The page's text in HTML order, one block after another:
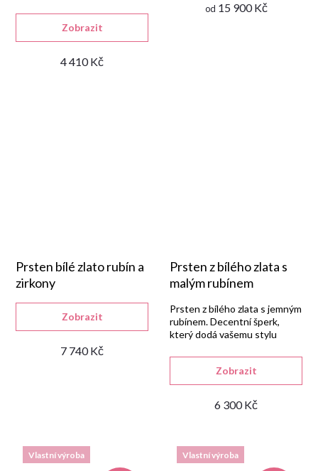
4 410 Kč
Zobrazit
od 15 900 Kč
Prsten bílé zlato rubín a
zirkony
7 740 Kč
Zobrazit
Prsten z bílého zlata s
malým rubínem
6 300 Kč
Zobrazit
Prsten z bílého zlata s jemným
rubínem. Decentní šperk,
který dodá vašemu stylu
Vlastní výroba Vlastní výroba